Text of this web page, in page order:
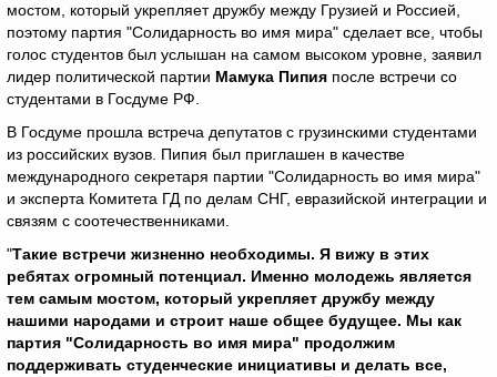
мостом, который укрепляет дружбу между Грузией и Россией,
поэтому партия "Солидарность во имя мира" сделает все, чтобы
голос студентов был услышан на самом высоком уровне, заявил
лидер политической партии Мамука Пипия после встречи со
студентами в Госдуме РФ.
В Госдуме прошла встреча депутатов с грузинскими студентами
из российских вузов. Пипия был приглашен в качестве
международного секретаря партии "Солидарность во имя мира"
и эксперта Комитета ГД по делам СНГ, евразийской интеграции и
связям с соотечественниками.
"Такие встречи жизненно необходимы. Я вижу в этих
ребятах огромный потенциал. Именно молодежь является
тем самым мостом, который укрепляет дружбу между
нашими народами и строит наше общее будущее. Мы как
партия "Солидарность во имя мира" продолжим
поддерживать студенческие инициативы и делать все,